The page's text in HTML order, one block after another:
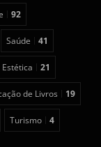
92
Saúde 41
Estética 21
de Livros 19
Turismo 4